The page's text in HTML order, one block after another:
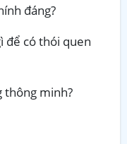
đáng?
để có thói quen
thông minh?